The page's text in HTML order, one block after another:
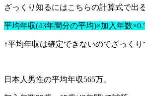
ざっくり知るにはこちらの計算式で出
平均年収(43年間分の平均)×加入年数
↑平均年収は確定できないのでざっく
日本人男性の平均年収565万、